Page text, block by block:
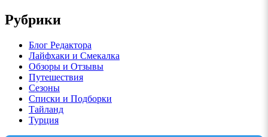
Рубрики
Блог Редактора
Лайфхаки и Смекалка
Обзоры и Отзывы
Путешествия
Сезоны
Списки и Подборки
Тайланд
Турция